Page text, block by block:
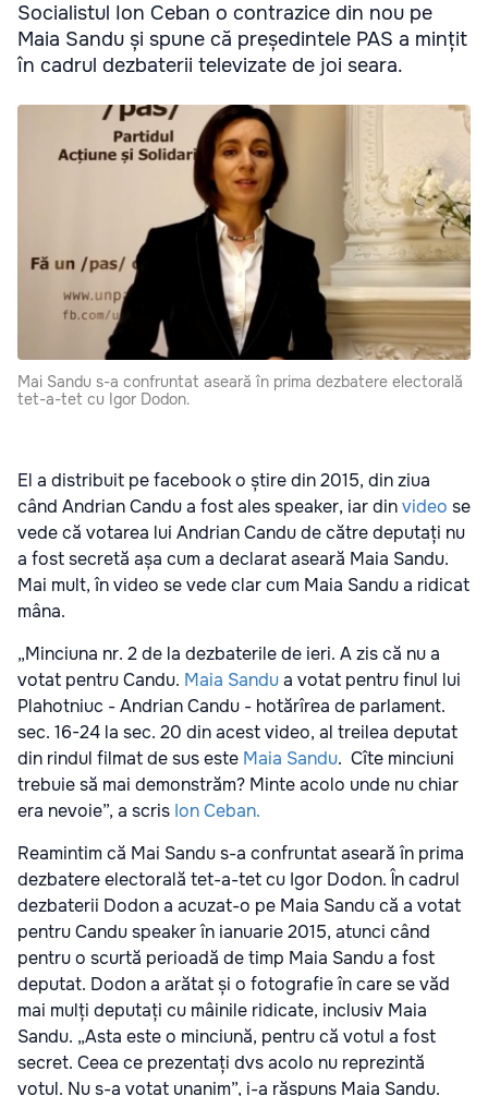
Socialistul Ion Ceban o contrazice din nou pe
Maia Sandu și spune că președintele PAS a mințit
în cadrul dezbaterii televizate de joi seara.
Mai Sandu s-a confruntat aseară în prima dezbatere electorală
tet-a-tet cu Igor Dodon.
El a distribuit pe facebook o știre din 2015, din ziua
când Andrian Candu a fost ales speaker, iar dinvideo se
vede că votarea lui Andrian Candu de către deputați nu
a fost secretă așa cum a declarat aseară Maia Sandu.
Mai mult, în video se vede clar cum Maia Sandu a ridicat
mâna.
„Minciuna nr. 2 de la dezbaterile de ieri. A zis că nu a
votat pentru Candu. Maia Sandua votat pentru finul lui
Plahotniuc - Andrian Candu - hotărîrea de parlament.
sec. 16-24 la sec. 20 din acest video, al treilea deputat
din rindul filmat de sus este Maia Sandu. Cîte minciuni
trebuie să mai demonstrăm? Minte acolo unde nu chiar
era nevoie”, a scris Ion Ceban.
Reamintim că Mai Sandu s-a confruntat aseară în prima
dezbatere electorală tet-a-tet cu Igor Dodon. În cadrul
dezbaterii Dodon a acuzat-o pe Maia Sandu că a votat
pentru Candu speaker în ianuarie 2015, atunci când
pentru o scurtă perioadă de timp Maia Sandu a fost
deputat. Dodon a arătat și o fotografie în care se văd
mai mulți deputați cu mâinile ridicate, inclusiv Maia
Sandu. „Asta este o minciună, pentru că votul a fost
secret. Ceea ce prezentați dvs acolo nu reprezintă
votul. Nu s-a votat unanim”, i-a răspuns Maia Sandu.